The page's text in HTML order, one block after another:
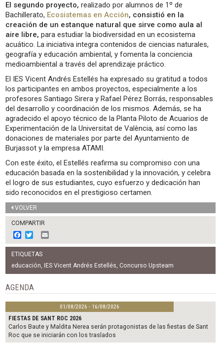
El segundo proyecto, realizado por alumnos de 1º de
Bachillerato, Ecosistemas en Acción, consistió en la
creación de un estanque natural que sirve como aula al
aire libre, para estudiar la biodiversidad en un ecosistema
acuático. La iniciativa integra contenidos de ciencias naturales,
geografía y educación ambiental, y fomenta la conciencia
medioambiental a través del aprendizaje práctico.
El IES Vicent Andrés Estellés ha expresado su gratitud a todos
los participantes en ambos proyectos, especialmente a los
profesores Santiago Sirera y Rafael Pérez Borrás, responsables
del desarrollo y coordinación de los mismos. Además, se ha
agradecido el apoyo técnico de la Planta Piloto de Acuarios de
Experimentación de la Universitat de València, así como las
donaciones de materiales por parte del Ayuntamiento de
Burjassot y la empresa ATAMI.
Con este éxito, el Estellés reafirma su compromiso con una
educación basada en la sostenibilidad y la innovación, y celebra
el logro de sus estudiantes, cuyo esfuerzo y dedicación han
sido reconocidos en el prestigioso certamen.
VOLVER
COMPARTIR
F
a
c
e
b
o
o
k
w
i
t
t
e
m
l
ETIQUETAS
educación, IES Vicent Andrés Estellés, Concurso Upsteam
AGENDA
01/08/2026 - 16/08/2026
FIESTAS DE SANT ROC 2026
Carlos Baute y Maldita Nerea serán protagonistas de las fiestas de Sant
Roc que se iniciarán con los traslados